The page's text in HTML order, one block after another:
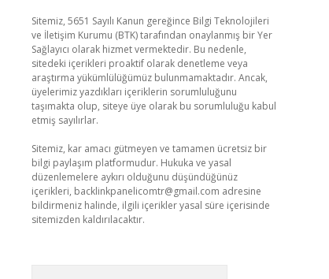
Sitemiz, 5651 Sayılı Kanun gereğince Bilgi Teknolojileri
ve İletişim Kurumu (BTK) tarafından onaylanmış bir Yer
Sağlayıcı olarak hizmet vermektedir. Bu nedenle,
sitedeki içerikleri proaktif olarak denetleme veya
araştırma yükümlülüğümüz bulunmamaktadır. Ancak,
üyelerimiz yazdıkları içeriklerin sorumluluğunu
taşımakta olup, siteye üye olarak bu sorumluluğu kabul
etmiş sayılırlar.
Sitemiz, kar amacı gütmeyen ve tamamen ücretsiz bir
bilgi paylaşım platformudur. Hukuka ve yasal
düzenlemelere aykırı olduğunu düşündüğünüz
içerikleri, backlinkpanelicomtr@gmail.com adresine
bildirmeniz halinde, ilgili içerikler yasal süre içerisinde
sitemizden kaldırılacaktır.